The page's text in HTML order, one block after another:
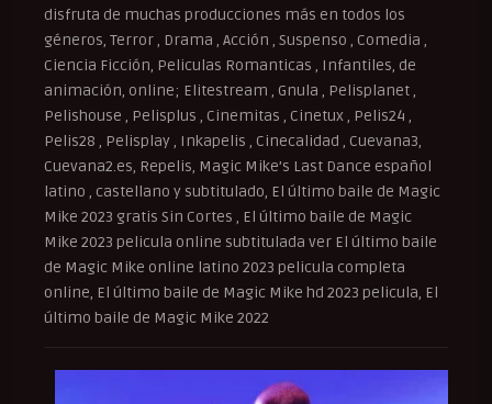
disfruta de muchas producciones más en todos los
géneros, Terror , Drama , Acción , Suspenso , Comedia ,
Ciencia Ficción, Peliculas Romanticas , Infantiles, de
animación, online; Elitestream , Gnula , Pelisplanet ,
Pelishouse , Pelisplus , Cinemitas , Cinetux , Pelis24 ,
Pelis28 , Pelisplay , Inkapelis , Cinecalidad , Cuevana3,
Cuevana2.es, Repelis, Magic Mike’s Last Dance español
latino , castellano y subtitulado, El último baile de Magic
Mike 2023 gratis Sin Cortes , El último baile de Magic
Mike 2023 pelicula online subtitulada ver El último baile
de Magic Mike online latino 2023 pelicula completa
online, El último baile de Magic Mike hd 2023 pelicula, El
último baile de Magic Mike 2022